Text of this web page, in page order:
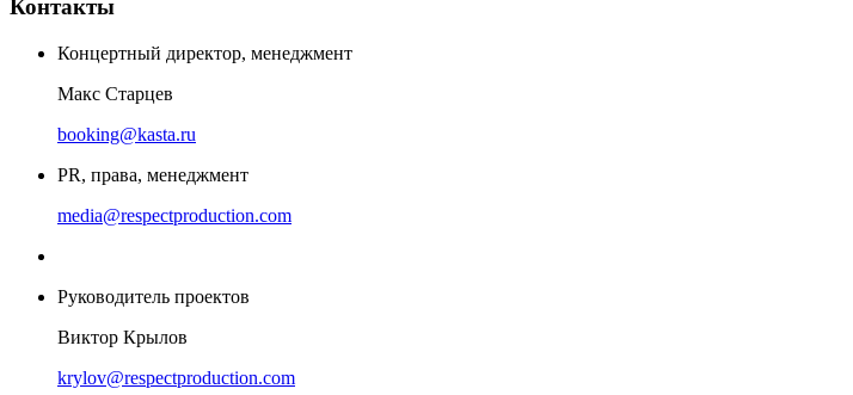
Контакты
Концертный директор, менеджмент
Макс Старцев
booking@kasta.ru
PR, права, менеджмент
media@respectproduction.com
Руководитель проектов
Виктор Крылов
krylov@respectproduction.com